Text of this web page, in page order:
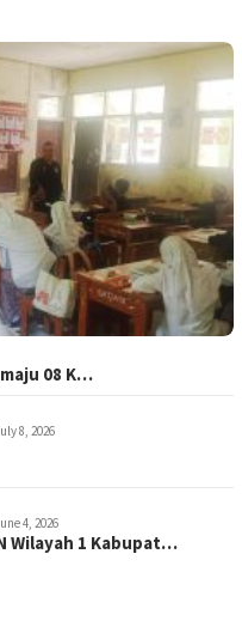
08 K…
8, 2026
4, 2026
Wilayah 1 Kabupat…